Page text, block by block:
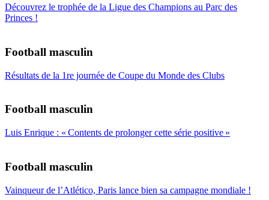
Découvrez le trophée de la Ligue des Champions au Parc des
Princes !
Football masculin
Résultats de la 1re journée de Coupe du Monde des Clubs
Football masculin
Luis Enrique : « Contents de prolonger cette série positive »
Football masculin
Vainqueur de l’Atlético, Paris lance bien sa campagne mondiale !